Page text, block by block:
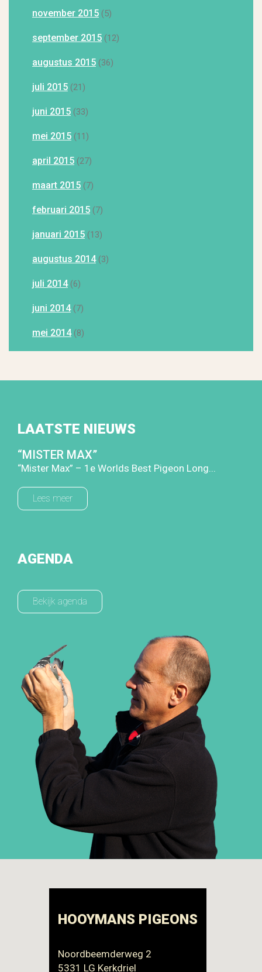
november 2015 (5)
september 2015 (12)
augustus 2015 (36)
juli 2015 (21)
juni 2015 (33)
mei 2015 (11)
april 2015 (27)
maart 2015 (7)
februari 2015 (7)
januari 2015 (13)
augustus 2014(3)
juli 2014(6)
juni 2014(7)
mei 2014(8)
LAATSTE NIEUWS
“MISTER MAX”
“Mister Max” – 1e Worlds Best Pigeon Long...
Lees meer
AGENDA
Bekijk agenda
HOOYMANS PIGEONS
Noordbeemderweg 2
5331 LG Kerkdriel